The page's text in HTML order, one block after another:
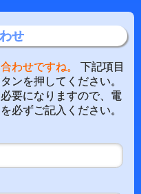
せ
わせですね。
下記項目
ンを押してください。
要になりますので、電
必ずご記入ください。